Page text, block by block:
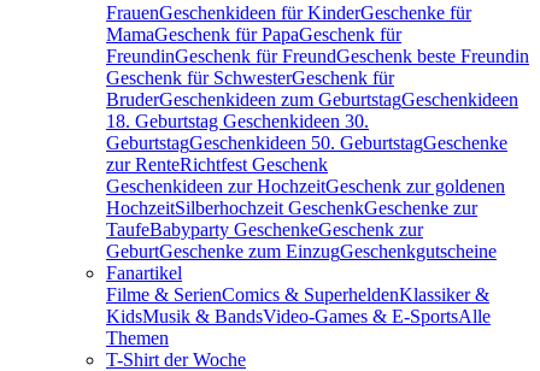
FrauenGeschenkideen für KinderGeschenke für
MamaGeschenk für PapaGeschenk für
FreundinGeschenk für FreundGeschenk beste Freundin
Geschenk für SchwesterGeschenk für
BruderGeschenkideen zum GeburtstagGeschenkideen
18. Geburtstag Geschenkideen 30.
GeburtstagGeschenkideen 50. GeburtstagGeschenke
zur RenteRichtfest Geschenk
Geschenkideen zur HochzeitGeschenk zur goldenen
HochzeitSilberhochzeit GeschenkGeschenke zur
TaufeBabyparty GeschenkeGeschenk zur
GeburtGeschenke zum EinzugGeschenkgutscheine
Fanartikel
Filme & SerienComics & SuperheldenKlassiker &
KidsMusik & BandsVideo-Games & E-SportsAlle
Themen
T-Shirt der Woche